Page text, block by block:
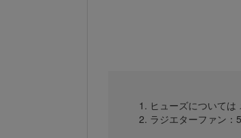
ヒューズについては
ラジエターファン：